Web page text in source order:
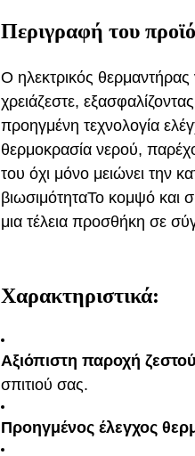
Περιγραφή του
Ο ηλεκτρικός θερμαντήρας
χρειάζεστε,
προηγμένη τεχνολογία
θερμοκρασία νερού,
του όχι μόνο μειώνει την
βιωσιμότηταΤο κομψό και
μια τέλεια προσθήκη σε
Χαρακτηριστικά:
Αξιόπιστη παροχή
σπιτιού σας.
Προηγμένος έλεγχος